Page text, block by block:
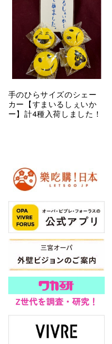
手のひらサイズのシェー
カー【すまいるしぇいか
ー】計4種入荷しました！